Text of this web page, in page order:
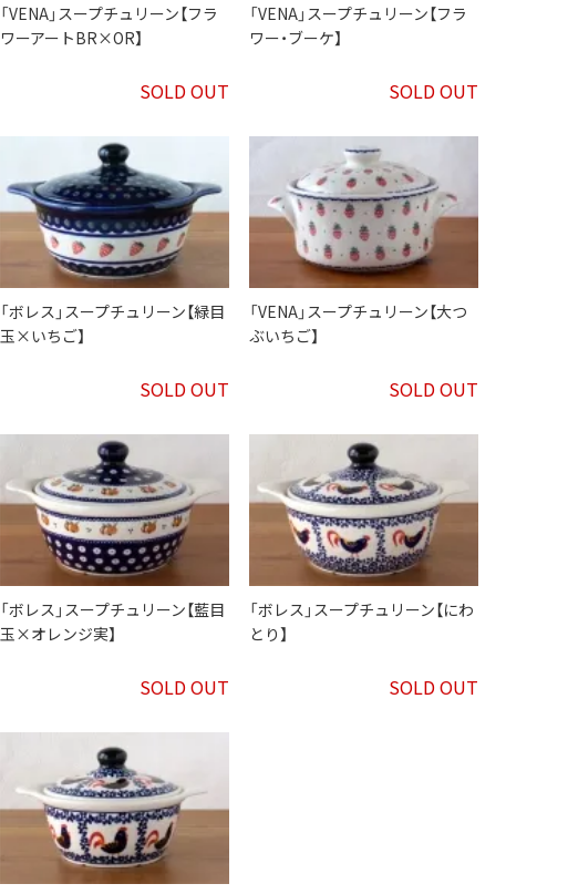
「VENA」スープチュリーン【フラ
ワーアートBR×OR】
SOLD OUT
「VENA」スープチュリーン【フラ
ワー・ブーケ】
SOLD OUT
「ボレス」スープチュリーン【緑目
玉×いちご】
SOLD OUT
「VENA」スープチュリーン【大つ
ぶいちご】
SOLD OUT
「ボレス」スープチュリーン【藍目
玉×オレンジ実】
SOLD OUT
「ボレス」スープチュリーン【にわ
とり】
SOLD OUT